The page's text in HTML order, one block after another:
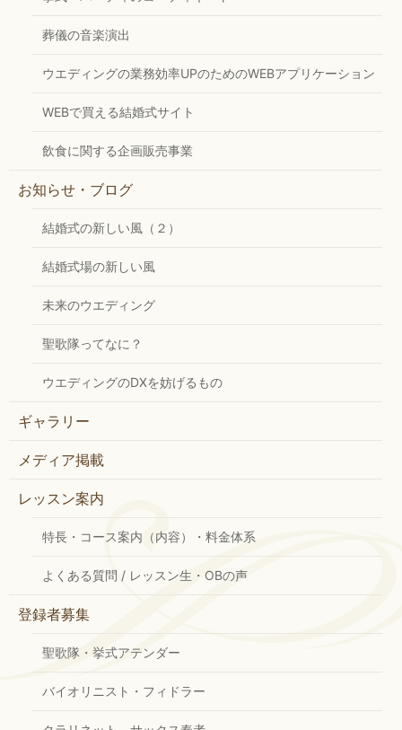
葬儀の音楽演出
ウエディングの業務効率UPのためのWEBアプリケーション
WEBで買える結婚式サイト
飲食に関する企画販売事業
お知らせ・ブログ
結婚式の新しい風（２）
結婚式場の新しい風
未来のウエディング
聖歌隊ってなに？
ウエディングのDXを妨げるもの
ギャラリー
メディア掲載
レッスン案内
特長・コース案内（内容）・料金体系
よくある質問 / レッスン生・OBの声
登録者募集
聖歌隊・挙式アテンダー
バイオリニスト・フィドラー